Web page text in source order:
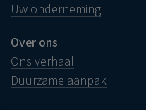
Uw onderneming
Over ons
Ons verhaal
Duurzame aanpak